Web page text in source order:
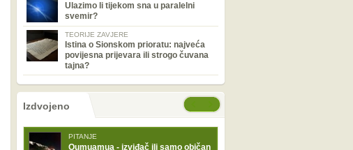
Ulazimo li tijekom sna u paralelni
svemir?
TEORIJE ZAVJERE
Istina o Sionskom prioratu: najveća
povijesna prijevara ili strogo čuvana
tajna?
stranice
sljedeće stranice
Izdvojeno
PITANJE
Oumuamua - izviđač ili samo običan